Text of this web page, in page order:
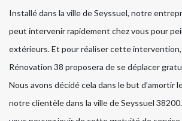
Installé dans la ville de Seyssuel, notre
peut intervenir rapidement chez vous pour
extérieurs. Et pour réaliser cette
Rénovation 38 proposera de se déplacer
Nous avons décidé cela dans le but d’amortir
notre clientèle dans la ville de Seyssuel